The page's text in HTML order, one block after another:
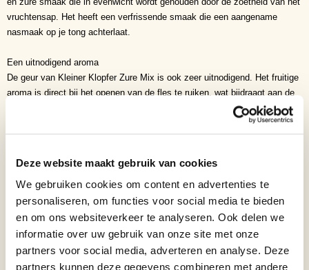
Deze website maakt gebruik van cookies
We gebruiken cookies om content en advertenties te
personaliseren, om functies voor social media te bieden
en om ons websiteverkeer te analyseren. Ook delen we
informatie over uw gebruik van onze site met onze
partners voor social media, adverteren en analyse. Deze
partners kunnen deze gegevens combineren met andere
vruchtensap. Het heeft een verfrissende smaak die een aangename
nasmaak op je tong achterlaat.
Een uitnodigend aroma
De geur van Kleiner Klopfer Zure Mix is ook zeer uitnodigend. Het fruitige
aroma is direct bij het openen van de fles te ruiken, wat bijdraagt aan de
Soort Shots
Binnenlands?
Verpakking Per stuk